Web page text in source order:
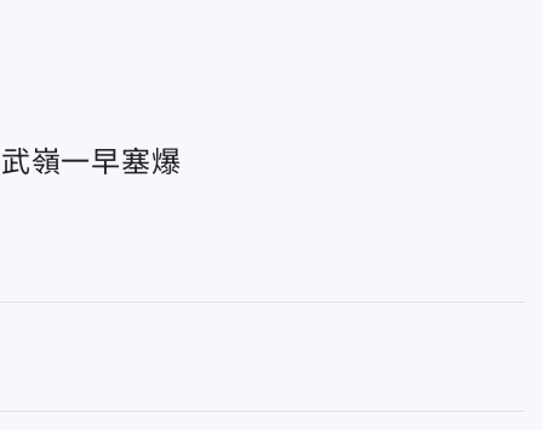
嶺一早塞爆